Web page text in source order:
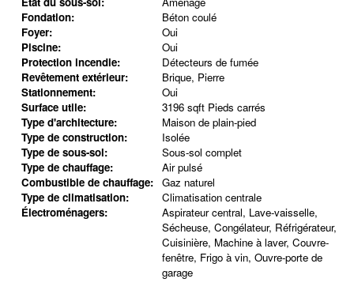
Fondation:
Béton coulé
Foyer:
Oui
Piscine:
Oui
Protection incendie:
Détecteurs de fumée
Revêtement extérieur:
Brique, Pierre
Stationnement:
Oui
Surface utile:
3196 sqft Pieds carrés
Type d'architecture:
Maison de plain-pied
Type de construction:
Isolée
Type de sous-sol:
Sous-sol complet
Type de chauffage:
Air pulsé
Combustible de chauffage: Gaz naturel
Type de climatisation:
Climatisation centrale
Électroménagers:
Aspirateur central, Lave-vaisselle,
Sécheuse, Congélateur, Réfrigérateur,
Cuisinière, Machine à laver, Couvre-
fenêtre, Frigo à vin, Ouvre-porte de
garage